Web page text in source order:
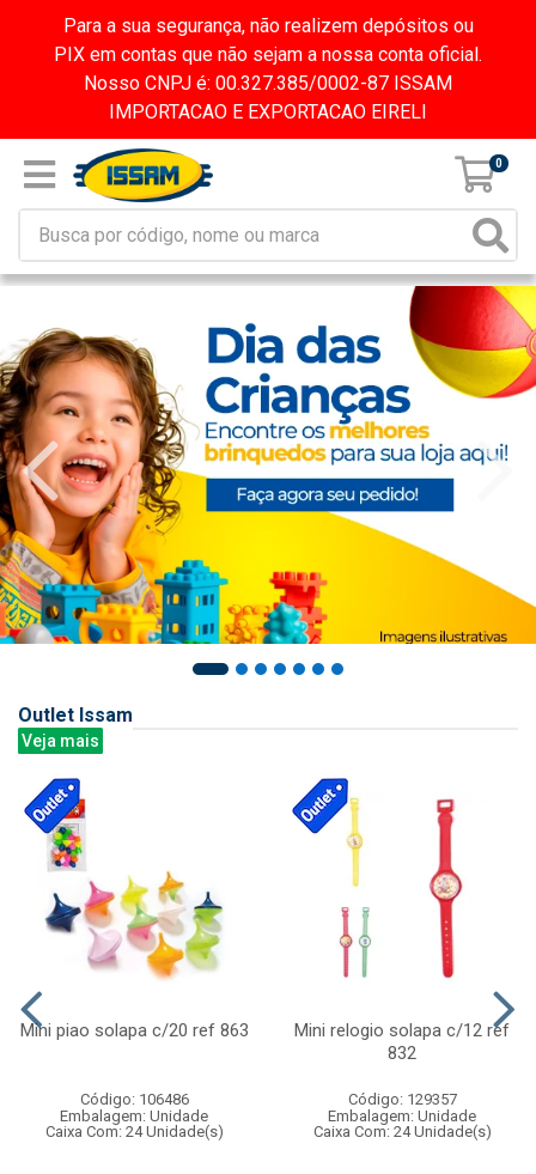
Para a sua segurança, não realizem depósitos ou
PIX em contas que não sejam a nossa conta oficial.
Nosso CNPJ é: 00.327.385/0002-87 ISSAM
IMPORTACAO E EXPORTACAO EIRELI
0
Outlet Issam
Veja mais
Mini piao solapa c/20 ref 863
Código: 106486
Embalagem: Unidade
Caixa Com: 24 Unidade(s)
Mini relogio solapa c/12 ref
832
Código: 129357
Embalagem: Unidade
Caixa Com: 24 Unidade(s)